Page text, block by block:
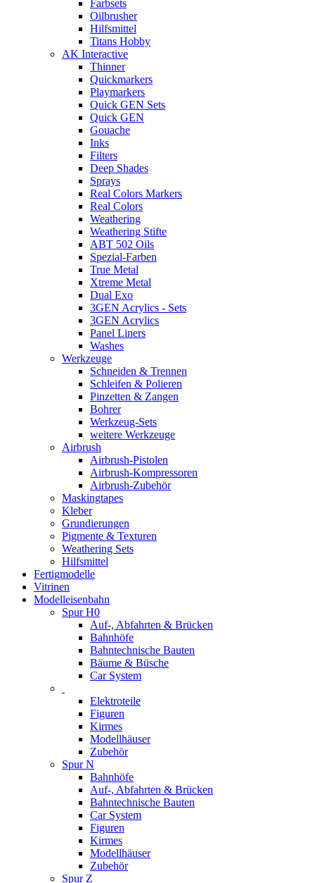
Farbsets
Oilbrusher
Hilfsmittel
Titans Hobby
AK Interactive
Thinner
Quickmarkers
Playmarkers
Quick GEN Sets
Quick GEN
Gouache
Inks
Filters
Deep Shades
Sprays
Real Colors Markers
Real Colors
Weathering
Weathering Stifte
ABT 502 Oils
Spezial-Farben
True Metal
Xtreme Metal
Dual Exo
3GEN Acrylics - Sets
3GEN Acrylics
Panel Liners
Washes
Werkzeuge
Schneiden & Trennen
Schleifen & Polieren
Pinzetten & Zangen
Bohrer
Werkzeug-Sets
weitere Werkzeuge
Airbrush
Airbrush-Pistolen
Airbrush-Kompressoren
Airbrush-Zubehör
Maskingtapes
Kleber
Grundierungen
Pigmente & Texturen
Weathering Sets
Hilfsmittel
Fertigmodelle
Vitrinen
Modelleisenbahn
Spur H0
Auf-, Abfahrten & Brücken
Bahnhöfe
Bahntechnische Bauten
Bäume & Büsche
Car System
Elektroteile
Figuren
Kirmes
Modellhäuser
Zubehör
Spur N
Bahnhöfe
Auf-, Abfahrten & Brücken
Bahntechnische Bauten
Car System
Figuren
Kirmes
Modellhäuser
Zubehör
Spur Z